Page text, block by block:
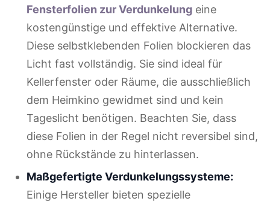
Fensterfolien zur Verdunkelung eine
kostengünstige und effektive Alternative.
Diese selbstklebenden Folien blockieren das
Licht fast vollständig. Sie sind ideal für
Kellerfenster oder Räume, die ausschließlich
dem Heimkino gewidmet sind und kein
Tageslicht benötigen. Beachten Sie, dass
diese Folien in der Regel nicht reversibel sind,
ohne Rückstände zu hinterlassen.
Maßgefertigte Verdunkelungssysteme:
Einige Hersteller bieten spezielle